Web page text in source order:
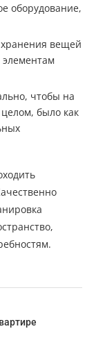
оборудование,
хранения вещей
элементам
чтобы на
было как